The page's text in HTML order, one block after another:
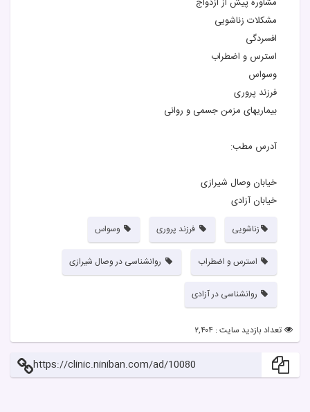
️مشکلات زناشویی
افسردگی
️استرس و اضطراب
وسواس
فرزند پروری
بیماریهای مزمن جسمی و روانی
آدرس مطب:
خیابان وصال شیرازی
خیابان آزادی
زناشویی فرزند پروری وسواس
️استرس و اضطراب روانشناسی در وصال شیرازی
روانشناسی در آزادی
تعداد بازدید سایت : ۲,۴۰۴
https://clinic.niniban.com/ad/10080